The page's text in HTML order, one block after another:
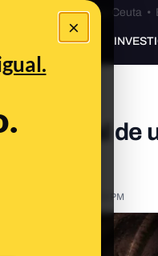
×
Ceuta•Bulos Ceuta •
PREBUNKING
viral
Nov 3, 2022, 12:02:50 PM